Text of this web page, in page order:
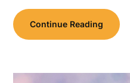
Continue Reading